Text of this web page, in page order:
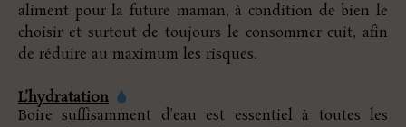
aliment pour la future maman, à condition de bien le
choisir et surtout de toujours le consommer cuit, afin
de réduire au maximum les risques.
L’hydratation
Boire suffisamment d’eau est essentiel à toutes les